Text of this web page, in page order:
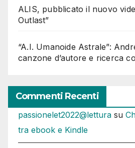
ALIS, pubblicato il nuovo
Outlast”
“A.I. Umanoide Astrale”:
canzone d’autore e ricerca
Commenti Recenti
passionelet2022@lettura su
tra ebook e Kindle